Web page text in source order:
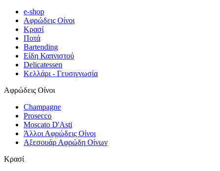
e-shop
Αφρώδεις Οίνοι
Κρασί
Ποτά
Bartending
Είδη Καπνιστού
Delicatessen
Κελλάρι - Γευσιγνωσία
Αφρώδεις Οίνοι
Champagne
Prosecco
Moscato D'Asti
Άλλοι Αφρώδεις Οίνοι
Αξεσουάρ Αφρώδη Οίνων
Κρασί